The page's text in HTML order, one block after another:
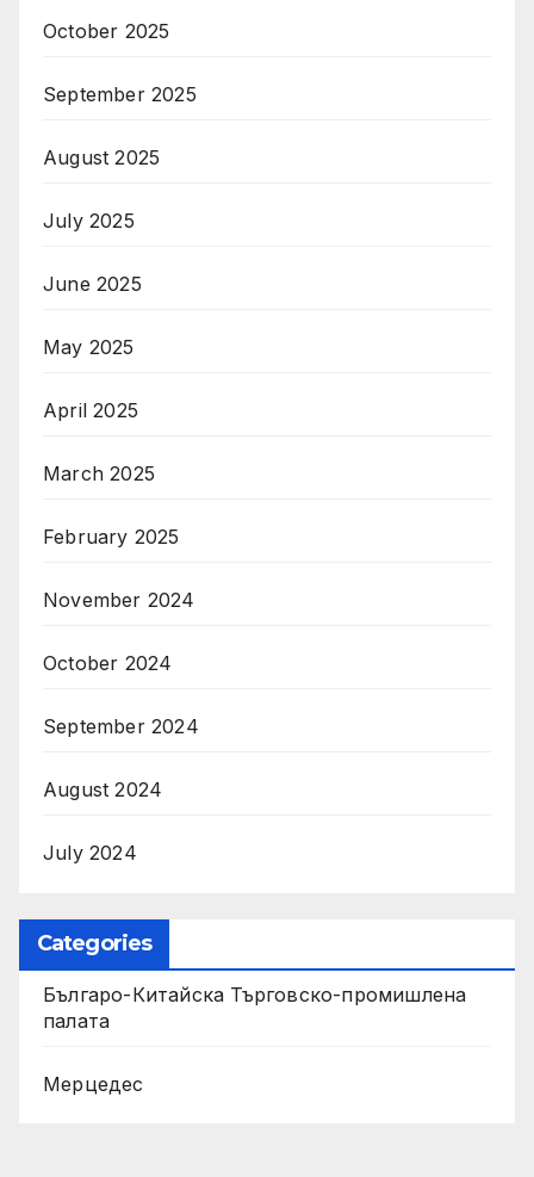
October 2025
September 2025
August 2025
July 2025
June 2025
May 2025
April 2025
March 2025
February 2025
November 2024
October 2024
September 2024
August 2024
July 2024
Categories
Българо-Китайска Търговско-промишлена
палaта
Мерцедес